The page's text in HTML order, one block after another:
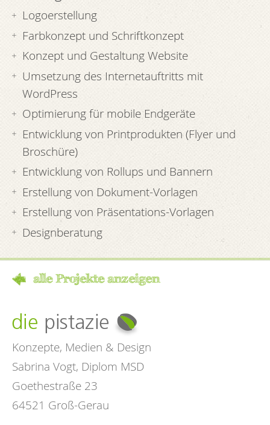
Logoerstellung
Farbkonzept und Schriftkonzept
Konzept und Gestaltung Website
Umsetzung des Internetauftritts mit
WordPress
Optimierung für mobile Endgeräte
Entwicklung von Printprodukten (Flyer und
Broschüre)
Entwicklung von Rollups und Bannern
Erstellung von Dokument-Vorlagen
Erstellung von Präsentations-Vorlagen
Designberatung
alle Projekte anzeigen
Konzepte, Medien & Design
Sabrina Vogt, Diplom MSD
Goethestraße 23
64521 Groß-Gerau